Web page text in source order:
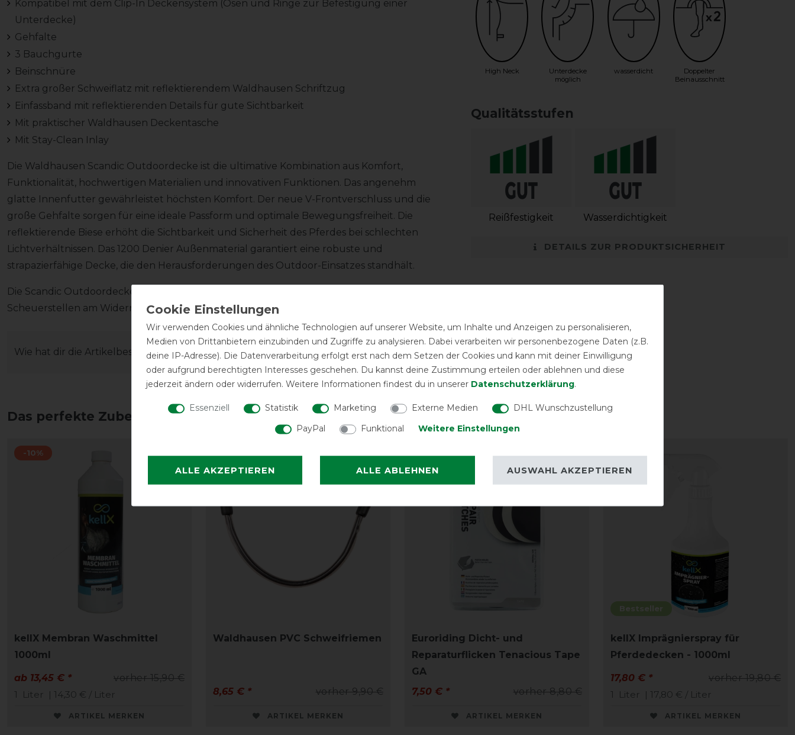
Kompatibel mit dem Clip-In Deckensystem (Ösen und Ringe zur Befestigung einer
Unterdecke)
Gehfalte
3 Bauchgurte
Beinschnüre
Extra großer Schweiflatz mit reflektierendem Waldhausen Schriftzug
Einfassband mit reflektierenden Details für gute Sichtbarkeit
Mit praktischer Waldhausen Deckentasche
Mit Stay-Clean Inlay
Die Waldhausen Scandic Outdoordecke ist die ultimative Kombination aus Komfort,
Funktionalität, hochwertigen Materialien und innovativen Funktionen. Das angenehm
glatte Innenfutter gewährleistet höchsten Komfort. Der neue V-Frontverschluss und die
große Gehfalte sorgen für eine ideale Passform und optimale Bewegungsfreiheit. Die
reflektierende Biese erhöht die Sichtbarkeit und Sicherheit des Pferdes bei schlechten
Lichtverhältnissen. Das 1200 Denier Außenmaterial garantiert eine robuste und
strapazierfähige Decke, die den Herausforderungen des Outdoor-Einsatzes standhält.
Die Scandic Outdoordecke High Neck verfügt über einen höher geschnittenen Hals wodurch
Scheuerstellen am Widerrist und Mähnenkamm verhindert werden.
Wie hat dir die Artikelbeschreibung gefallen?
High Neck
Unterdecke
möglich
wasserdicht
Doppelter
Beinausschnitt
Qualitätsstufen
Reißfestigkeit Wasserdichtigkeit
DETAILS ZUR PRODUKTSICHERHEIT
Das perfekte Zubehör für dich
-10%
kellX Membran Waschmittel
1000ml
vorher 15,90 €
ab 13,45 € *
1
Liter | 14,30 € / Liter
ARTIKEL MERKEN
Waldhausen PVC Schweifriemen
vorher 9,90 €
8,65 € *
ARTIKEL MERKEN
Euroriding Dicht- und
Reparaturflicken Tenacious Tape
GA
vorher 8,80 €
7,50 € *
ARTIKEL MERKEN
Bestseller
kellX Imprägnierspray für
Pferdedecken - 1000ml
vorher 19,80 €
17,80 € *
1
Liter | 17,80 € / Liter
ARTIKEL MERKEN
Wir verwenden Cookies und ähnliche Technologien auf unserer Website, um Inhalte und Anzeigen zu personalisieren,
Medien von Drittanbietern einzubinden und Zugriffe zu analysieren. Dabei verarbeiten wir personenbezogene Daten (z.B.
deine IP-Adresse). Die Datenverarbeitung erfolgt erst nach dem Setzen der Cookies und kann mit deiner Einwilligung
oder aufgrund berechtigten Interesses geschehen. Du kannst deine Zustimmung erteilen oder ablehnen und diese
jederzeit ändern oder widerrufen. Weitere Informationen findest du in unserer Daten­schutz­erklärung.
Essenziell Statistik Marketing Externe Medien
DHL Wunschzustellung
PayPal
Funktional Weitere Einstellungen
ALLE AKZEPTIEREN ALLE ABLEHNEN AUSWAHL AKZEPTIEREN